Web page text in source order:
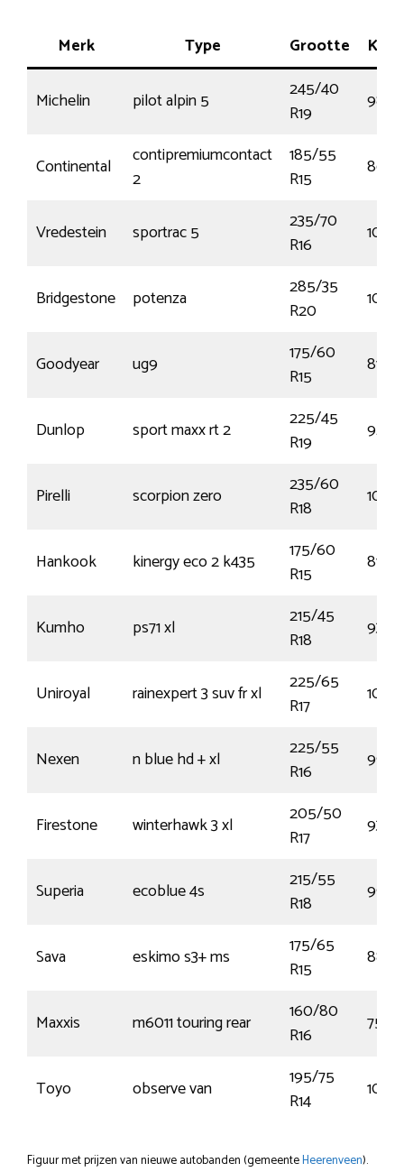
Merk Type Grootte
Michelin pilot alpin 5
245/40
R19
98V
Continental
contipremiumcontact
2
185/55
R15
86V
Vredestein sportrac 5
235/70
R16
106H
Bridgestone potenza
285/35
R20
100Y
Goodyear ug9
175/60
R15
81T
Dunlop sport maxx rt 2
225/45
R19
92W
Pirelli scorpion zero
235/60
R18
103V
Hankook kinergy eco 2 k435
175/60
R15
81H
Kumho ps71 xl
215/45
R18
93Y
Uniroyal rainexpert 3 suv fr xl
225/65
R17
106V
Nexen n blue hd + xl
225/55
R16
99V
Firestone winterhawk 3 xl
205/50
R17
93V
Superia ecoblue 4s
215/55
R18
99V
Sava eskimo s3+ ms
175/65
R15
88T
Maxxis m6011 touring rear
160/80
R16
75H
Toyo observe van
195/75
R14
106S
Figuur met prijzen van nieuwe autobanden (gemeenteHeerenveen).